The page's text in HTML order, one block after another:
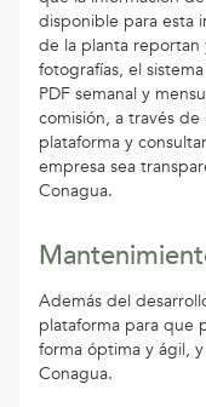
disponible para esta
de la planta reportan
fotografías, el
PDF semanal y
comisión, a través
plataforma y
empresa sea
Conagua.
Además del
plataforma para que
forma óptima y ágil,
Conagua.